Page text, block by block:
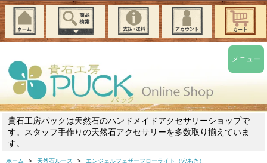
貴石工房パックは天然石のハンドメイドアクセサリーショップで
す。スタッフ手作りの天然石アクセサリーを多数取り揃えていま
す。
ホーム > 天然石ルース > エンジェルフェザーフローライト（穴あき）
メニュー